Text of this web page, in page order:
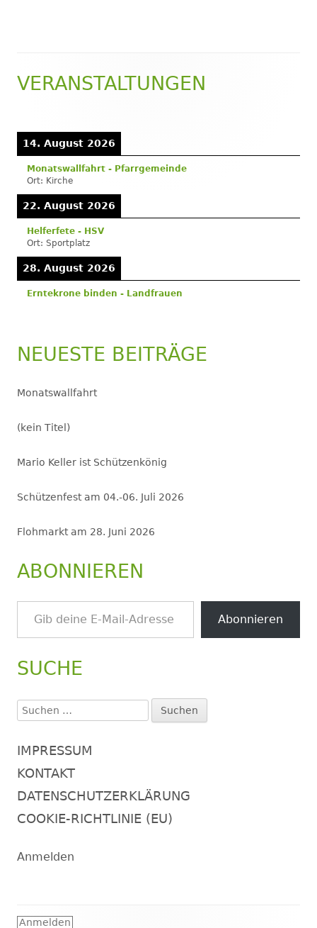
Haupt-
VERANSTALTUNGEN
14. August 2026
Monatswallfahrt - Pfarrgemeinde
Ort: Kirche
22. August 2026
Helferfete - HSV
Ort: Sportplatz
28. August 2026
Erntekrone binden - Landfrauen
NEUESTE BEITRÄGE
Monatswallfahrt
(kein Titel)
Mario Keller ist Schützenkönig
Schützenfest am 04.-06. Juli 2026
Flohmarkt am 28. Juni 2026
ABONNIEREN
Gib deine E-Mail-Adresse ein ...
Abonnieren
SUCHE
Suchen
nach:
IMPRESSUM
KONTAKT
DATENSCHUTZERKLÄRUNG
COOKIE-RICHTLINIE (EU)
Anmelden
Footer
Anmelden